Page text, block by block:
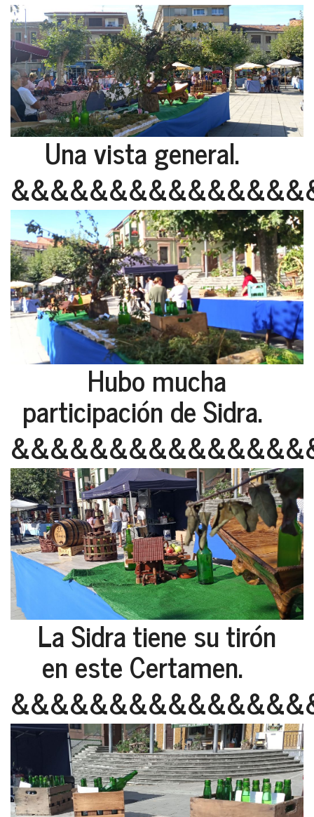
Una vista general.
Hubo mucha
participación de Sidra.
La Sidra tiene su tirón
en este Certamen.